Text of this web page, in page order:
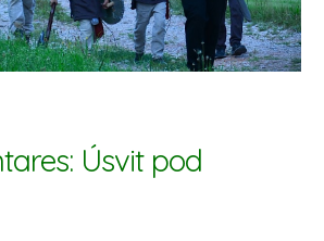
Úsvit pod